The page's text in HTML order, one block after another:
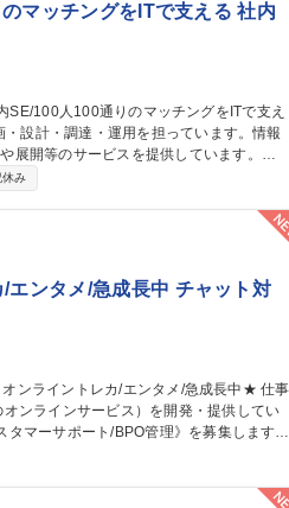
マッチングをITで支える 社内
展開等のサービスを提供しています。
保守■社内用IaaS/SaaS/Idpの設計/構築/運
ークあふれる“会社”を創る」ために「いつ
す 募集職種 ■システムア
休み
エンタメ/急成長中 チャット対
ンラインサービス）を開発・提供してい
マーサポート/BPO管理》を募集します！
品質管理や教育、社内連携を通じサービ
ドバック 【仕事の魅力】急成長組織でCS